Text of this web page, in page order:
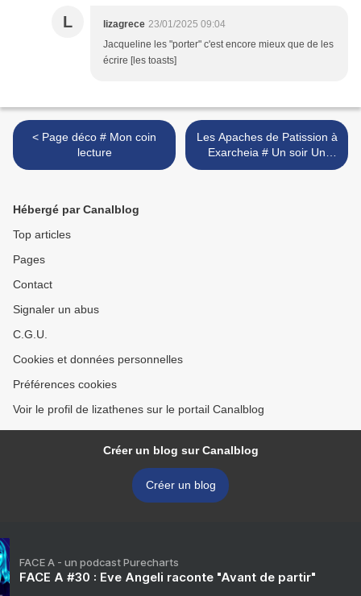
L lizagrece 23/01/2025 09:04
Jacqueline les "porter" c'est encore mieux que de les
écrire [les toasts]
< Page déco # Mon coin
lecture
Les Apaches de Patission à
Exarcheia # Un soir Un
écrivain .. >
Hébergé par Canalblog
Top articles
Pages
Contact
Signaler un abus
C.G.U.
Cookies et données personnelles
Préférences cookies
Voir le profil de lizathenes sur le portail Canalblog
Créer un blog sur Canalblog
Créer un blog
FACE A - un podcast Purecharts
FACE A #30 : Eve Angeli raconte "Avant de partir"